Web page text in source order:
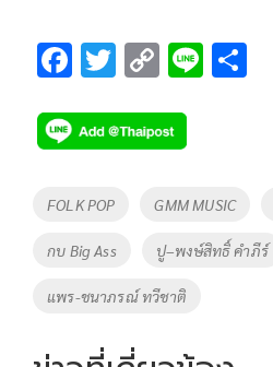
F
e
b
o
o
k
T
tt
er
C
p
y
Li
n
k
Li
Tags
FOLK POP GMM MUSIC
กบ Big Ass ปู–พงษ์สิทธิ์ คำภีร์
แพร-ชนาภรณ์ ทวีชาติ